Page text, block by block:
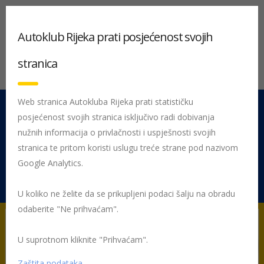
051 212 442 Centrala
Pon - Pet 08:00 - 16:00
Rujevica 9/1, 51000 Rijeka
Početna HAK Članstvo – isplati se biti član
Autoklub Rijeka prati posjećenost svojih
stranica
Web stranica Autokluba Rijeka prati statističku
posjećenost svojih stranica isključivo radi dobivanja
nužnih informacija o privlačnosti i uspješnosti svojih
stranica te pritom koristi uslugu treće strane pod nazivom
Google Analytics.
U koliko ne želite da se prikupljeni podaci šalju na obradu
odaberite "Ne prihvaćam".
U suprotnom kliknite "Prihvaćam".